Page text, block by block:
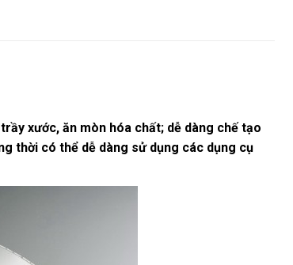
xước, ăn mòn hóa chất; dễ dàng chế tạo
thời có thể dễ dàng sử dụng các dụng cụ